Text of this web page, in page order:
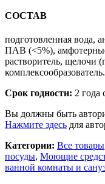
СОСТАВ
подготовленная
ПАВ (<5%),
растворитель, щелочи
комплексообразователь.
Срок годности: 2 года
Вы должны быть
Нажмите здесь для
Категории: Все товары
посуды, Моющие
ванной комнаты и